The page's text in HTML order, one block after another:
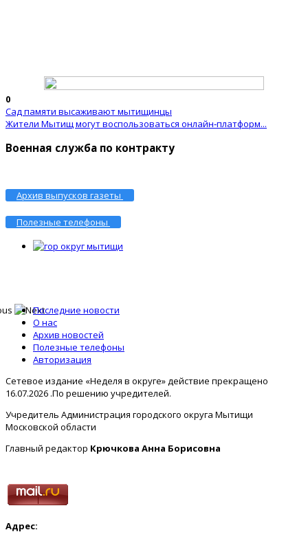
0
Сад памяти высаживают мытищинцы
Жители Мытищ могут воспользоваться онлайн‑платформ...
Военная служба по контракту
Архив выпусков газеты
Полезные телефоны
Последние новости
О нас
Архив новостей
Полезные телефоны
Авторизация
Сетевое издание «Неделя в округе» действие прекращено
16.07.2026 .По решению учредителей.
Учредитель Администрация городского округа Мытищи
Московской области
Главный редактор Крючкова Анна Борисовна
Адрес: